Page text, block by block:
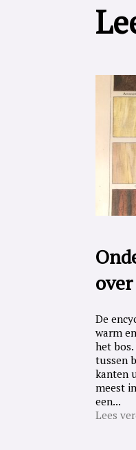
De
warm
het
tussen
kanten
meest
een...
Lees